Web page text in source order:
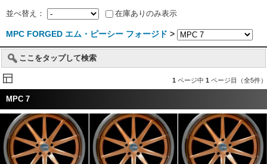
並べ替え： 在庫ありのみ表示
MPC FORGED エム・ピーシー フォージド >
ここをタップして検索
1 ページ中 1 ページ目（全5件）
MPC 7